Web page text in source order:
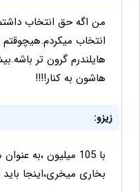
من اگه حق انتخاب
انتخاب میکردم.هیچوقتم
هایلندرم گرون تر
هاشون به کنار!!!!
زیزو:
بخاری میخری،اینجا باید 115 میلیون بدی یارریس بخری